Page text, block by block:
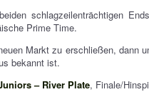
schlagzeilenträchtigen
Prime Time.
Markt zu erschließen, dann
bekannt ist.
– River Plate, Finale/